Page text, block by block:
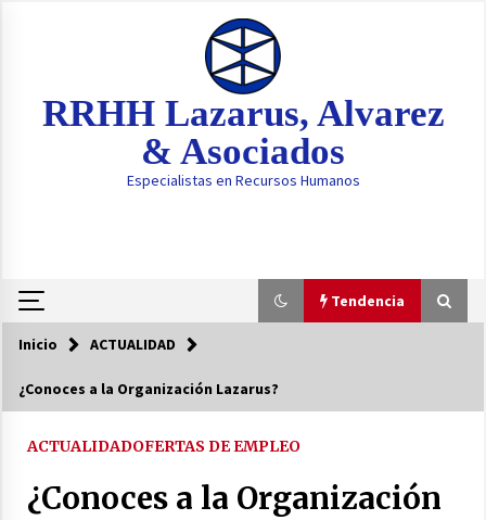
RRHH Lazarus, Alvarez
& Asociados
Especialistas en Recursos Humanos
Tendencia
Tendencia
Ciberseguridad se Convierte en una Habilidad
6 meses atrás
Inicio ACTUALIDAD
¿Conoces a la Organización Lazarus?
ACTUALIDADOFERTAS DE EMPLEO
¿Conoces a la Organización